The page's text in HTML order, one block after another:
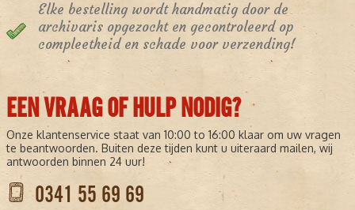
Elke bestelling wordt handmatig door de
archivaris opgezocht en gecontroleerd op
compleetheid en schade voor verzending!
EEN VRAAG OF HULP NODIG?
Onze klantenservice staat van 10:00 to 16:00 klaar om uw vragen
te beantwoorden. Buiten deze tijden kunt u uiteraard mailen, wij
antwoorden binnen 24 uur!
0341 55 69 69